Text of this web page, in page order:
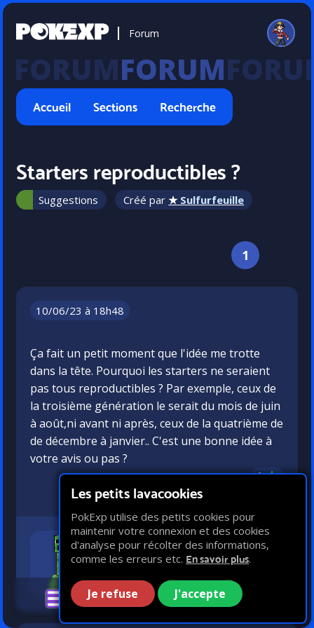
Forum
FORUM
Accueil Sections Recherche
Starters reproductibles ?
Suggestions Créé par★ Sulfurfeuille
1
Sulfurfeuille
VIP
59 messages
10/06/23 à 18h48
Ça fait un petit moment que l'idée me trotte
dans la tête. Pourquoi les starters ne seraient
pas tous reproductibles ? Par exemple, ceux de
la troisième génération le serait du mois de juin
à août,ni avant ni après, ceux de la quatrième de
de décembre à janvier.. C'est une bonne idée à
votre avis ou pas ?
4
Les petits lavacookies
PokExp utilise des petits cookies pour
maintenir votre connexion et des cookies
d'analyse pour récolter des informations,
comme les erreurs etc. En savoir plus.
Je refuse J'accepte